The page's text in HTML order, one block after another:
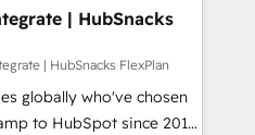
With our bright
can-do mentality, we
basis. So tell us
and growth driven
Driving digital
| HubSnacks
| HubSnacks FlexPlan
globally who've chosen
to HubSpot since 2014